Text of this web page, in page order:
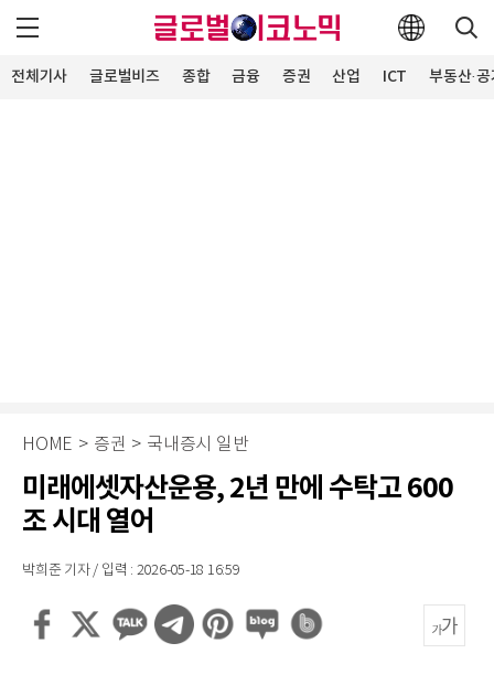
전체기사 글로벌비즈 종합 금융 증권 산업 ICT 부동산·
HOME > 증권 > 국내증시 일반
미래에셋자산운용, 2년 만에 수탁고 600
조 시대 열어
박희준 기자 / 입력 : 2026-05-18 16:59